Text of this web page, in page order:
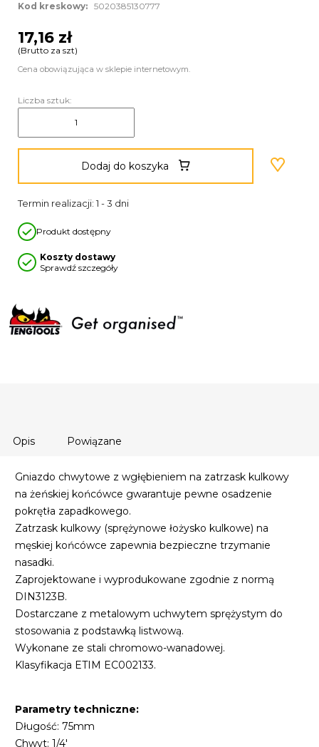
Opis Powiązane
Gniazdo chwytowe z wgłębieniem na zatrzask kulkowy
na żeńskiej końcówce gwarantuje pewne osadzenie
pokrętła zapadkowego.
Zatrzask kulkowy (sprężynowe łożysko kulkowe) na
męskiej końcówce zapewnia bezpieczne trzymanie
nasadki.
Zaprojektowane i wyprodukowane zgodnie z normą
DIN3123B.
Dostarczane z metalowym uchwytem sprężystym do
stosowania z podstawką listwową.
Wykonane ze stali chromowo-wanadowej.
Klasyfikacja ETIM EC002133.
Parametry techniczne:
Długość: 75mm
Chwyt: 1/4'
Kod kreskowy: 5020385130777
17,16 zł
(Brutto za szt)
Cena obowiązująca w sklepie internetowym.
Liczba sztuk:
Dodaj do koszyka
Termin realizacji: 1 - 3 dni
Produkt dostępny
Koszty dostawy
Sprawdź szczegóły